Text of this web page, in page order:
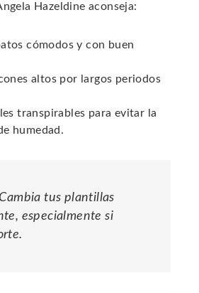
Hazeldine aconseja:
cómodos y con buen
altos por largos periodos
transpirables para evitar la
humedad.
Cambia tus plantillas
especialmente si